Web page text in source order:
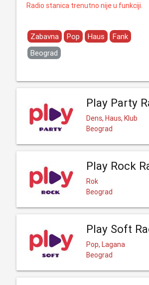
Radio stanica trenutno nije u funkciji.
Zabavna Pop Haus
Fank
Beograd
Play Party
Dens, Haus, Klub
Beograd
Play Rock
Rok
Beograd
Play Soft
Pop, Lagana
Beograd